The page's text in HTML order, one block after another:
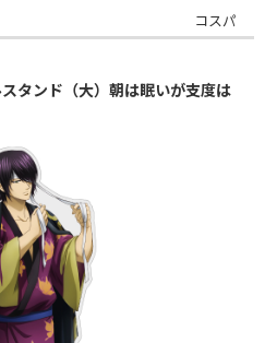
コスパ
タンド（大）朝は眠いが支度は